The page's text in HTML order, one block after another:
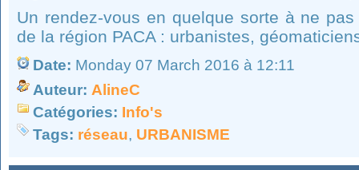
Un rendez-vous en quelque sorte à ne
de la région PACA : urbanistes,
Date: Monday 07 March 2016 à 12:11
Auteur: AlineC
Catégories: Info's
Tags: réseau, URBANISME